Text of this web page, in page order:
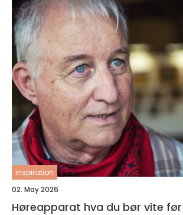
inspiration
02. May 2026
Høreapparat hva du bør